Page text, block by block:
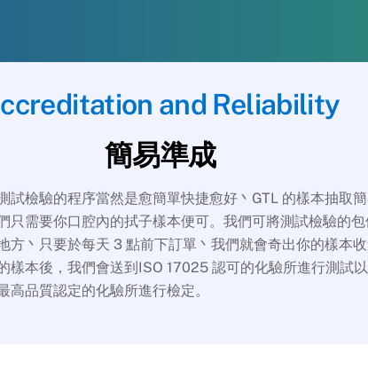
and Reliability
簡易準成
試檢驗的程序當然是愈簡單快捷愈好丶GTL 的樣本抽取
只需要你口腔內的拭子樣本便可。我們可將測試檢驗的
方丶只要於每天 3 點前下訂單丶我們就會奇出你的樣本
樣本後，我們會送到ISO 17025 認可的化驗所進行測試
高品質認定的化驗所進行檢定。